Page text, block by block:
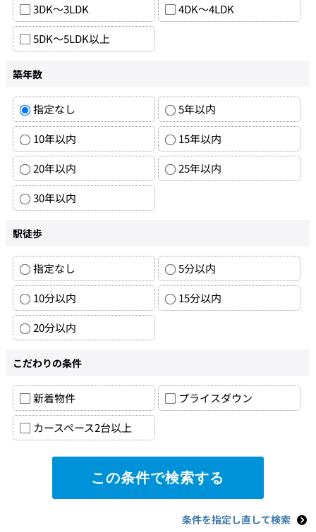
3DK～3LDK
4DK～4LDK
5DK～5LDK以上
築年数
指定なし
5年以内
10年以内
15年以内
20年以内
25年以内
30年以内
駅徒歩
指定なし
5分以内
10分以内
15分以内
20分以内
こだわりの条件
新着物件
プライスダウン
カースペース2台以上
条件を指定し直して検索